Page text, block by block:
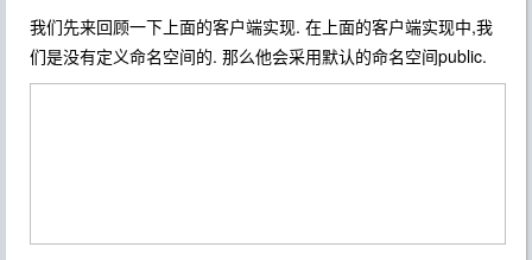
我们先来回顾一下上面的客户端实现. 在上面的客户端实现中,我
们是没有定义命名空间的. 那么他会采用默认的命名空间public.